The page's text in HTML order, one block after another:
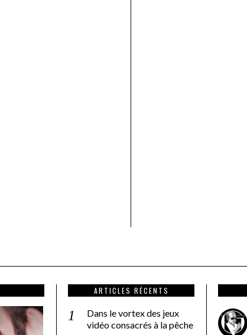
ARTICLES RÉCENTS
Dans le vortex des jeux
vidéo consacrés à la pêche